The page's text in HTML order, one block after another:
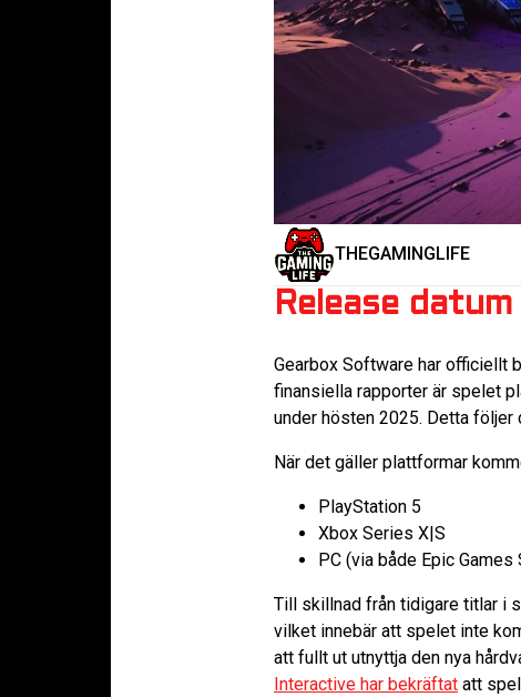
THEGAMINGLIFE
Release
Gearbox Software har officiellt
finansiella rapporter är spelet
under hösten 2025. Detta
När det gäller plattformar
PlayStation 5
Xbox Series X|S
PC (via både Epic
Till skillnad från tidigare titlar i
vilket innebär att spelet inte
att fullt ut utnyttja den nya
Interactive har bekräftat att